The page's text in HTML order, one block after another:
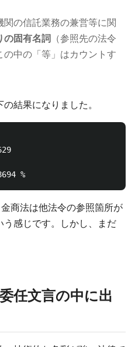
の信託業務の兼営等に関
の固有名詞 （参照先の法令
中の「等」はカウントす
結果になりました。
商法は他法令の参照箇所が
感じです。しかし、まだ
任文言の中に出